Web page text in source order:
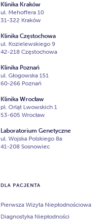
DLA PACJENTA
Pierwsza Wizyta Niepłodnościowa
Diagnostyka Niepłodności
Klinika Kraków
ul. Mehoffera 10
31-322 Kraków
Klinika Częstochowa
ul. Kozielewskiego 9
42-218 Częstochowa
Klinika Poznań
ul. Głogowska 151
60-266 Poznań
Klinika Wrocław
pl. Orląt Lwowskich 1
53-605 Wrocław
Laboratorium Genetyczne
ul. Wojska Polskiego 8a
41-208 Sosnowiec